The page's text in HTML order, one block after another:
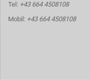
Tel: +43 664 4508108
Mobil: +43 664 4508108